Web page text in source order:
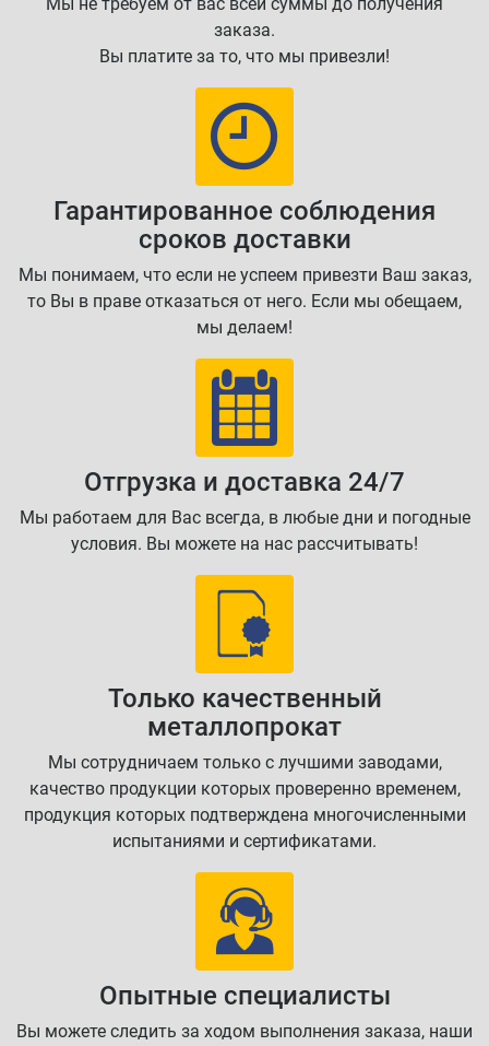
заказа.
Вы платите за то, что мы привезли!
Гарантированное соблюдения
сроков доставки
Мы понимаем, что если не успеем привезти Ваш заказ,
то Вы в праве отказаться от него. Если мы обещаем,
мы делаем!
Отгрузка и доставка 24/7
Мы работаем для Вас всегда, в любые дни и погодные
условия. Вы можете на нас рассчитывать!
Только качественный
металлопрокат
Мы сотрудничаем только с лучшими заводами,
качество продукции которых проверенно временем,
продукция которых подтверждена многочисленными
испытаниями и сертификатами.
Опытные специалисты
Вы можете следить за ходом выполнения заказа, наши